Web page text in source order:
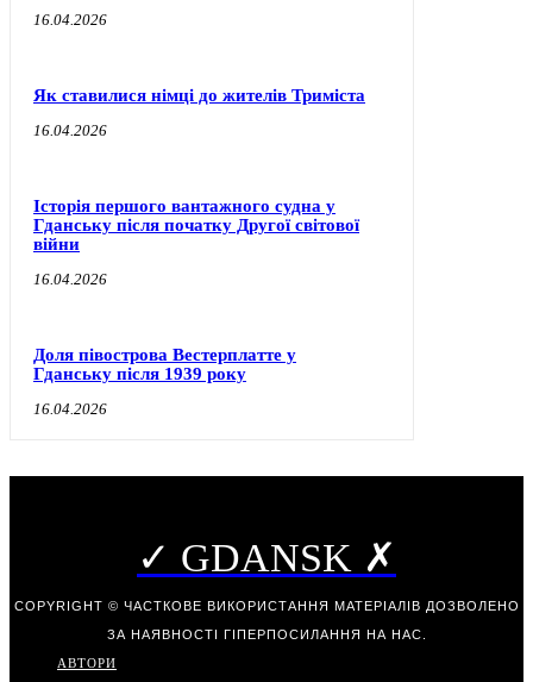
16.04.2026
Як ставилися німці до жителів Триміста
16.04.2026
Історія першого вантажного судна у
Гданську після початку Другої світової
війни
16.04.2026
Доля півострова Вестерплатте у
Гданську після 1939 року
16.04.2026
✓ GDANSK ✗
COPYRIGHT © ЧАСТКОВЕ ВИКОРИСТАННЯ МАТЕРІАЛІВ ДОЗВОЛЕНО
ЗА НАЯВНОСТІ ГІПЕРПОСИЛАННЯ НА НАС.
АВТОРИ